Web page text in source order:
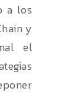
a los
y
el